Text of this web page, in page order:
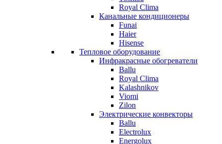
Royal Clima
Канальные кондиционеры
Funai
Haier
Hisense
Тепловое оборудование
Инфракрасные обогреватели
Ballu
Royal Clima
Kalashnikov
Viomi
Zilon
Электрические конвекторы
Ballu
Electrolux
Energolux